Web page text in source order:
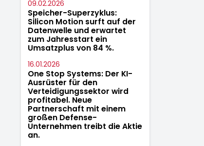
09.02.2026
Speicher-Superzyklus:
Silicon Motion surft auf der
Datenwelle und erwartet
zum Jahresstart ein
Umsatzplus von 84 %.
16.01.2026
One Stop Systems: Der KI-
Ausrüster für den
Verteidigungssektor wird
profitabel. Neue
Partnerschaft mit einem
großen Defense-
Unternehmen treibt die Aktie
an.